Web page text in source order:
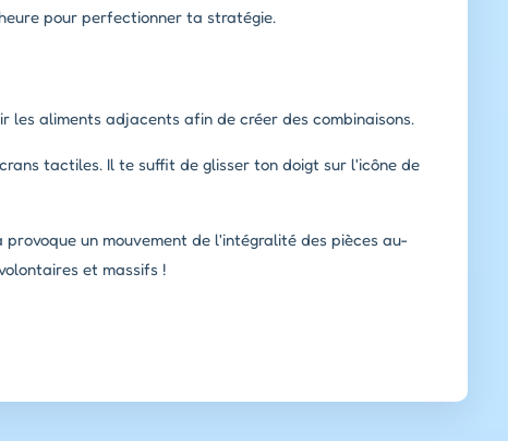
pour perfectionner ta stratégie.
aliments adjacents afin de créer des combinaisons.
tactiles. Il te suffit de glisser ton doigt sur l'icône de
un mouvement de l'intégralité des pièces au-
et massifs !